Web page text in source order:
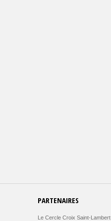
PARTENAIRES
Le Cercle Croix Saint-Lambert